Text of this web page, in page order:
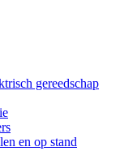
gereedschap
en op stand